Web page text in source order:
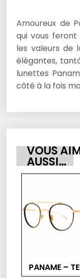
Amoureux de
qui vous
les valeurs de
élégantes,
lunettes
côté à la fois
VOUS
AUSSI…
PANAME –